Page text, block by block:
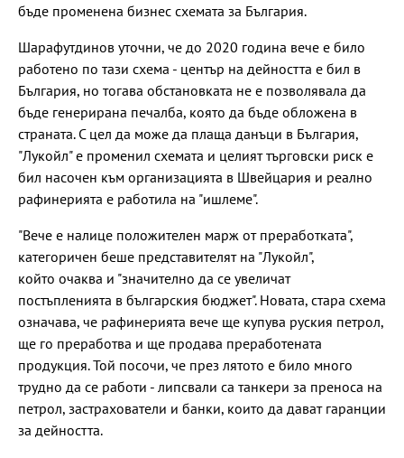
бъде променена бизнес схемата за България.
Шарафутдинов уточни, че до 2020 година вече е било
работено по тази схема - център на дейността е бил в
България, но тогава обстановката не е позволявала да
бъде генерирана печалба, която да бъде обложена в
страната. С цел да може да плаща данъци в България,
"Лукойл" е променил схемата и целият търговски риск е
бил насочен към организацията в Швейцария и реално
рафинерията е работила на "ишлеме".
"Вече е налице положителен марж от преработката",
категоричен беше представителят на "Лукойл",
който очаква и "значително да се увеличат
постъпленията в българския бюджет". Новата, стара схема
означава, че рафинерията вече ще купува руския петрол,
ще го преработва и ще продава преработената
продукция. Той посочи, че през лятото е било много
трудно да се работи - липсвали са танкери за преноса на
петрол, застрахователи и банки, които да дават гаранции
за дейността.